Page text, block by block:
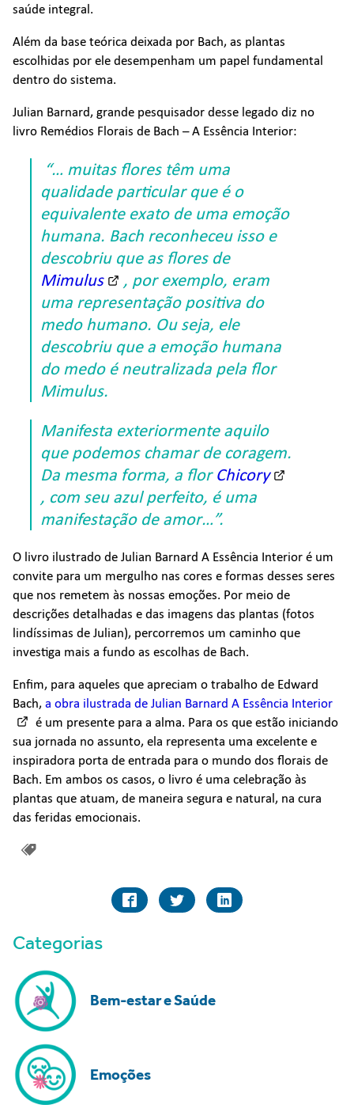
saúde integral.
Além da base teórica deixada por Bach, as plantas
escolhidas por ele desempenham um papel fundamental
dentro do sistema.
Julian Barnard, grande pesquisador desse legado diz no
livro Remédios Florais de Bach – A Essência Interior:
“… muitas flores têm uma
qualidade particular que é o
equivalente exato de uma emoção
humana. Bach reconheceu isso e
descobriu que as flores de
Mimulus
, por exemplo, eram
uma representação positiva do
medo humano. Ou seja, ele
descobriu que a emoção humana
do medo é neutralizada pela flor
Mimulus.
Manifesta exteriormente aquilo
que podemos chamar de coragem.
Da mesma forma, a flor Chicory
, com seu azul perfeito, é uma
manifestação de amor…”.
O livro ilustrado de Julian Barnard A Essência Interior é um
convite para um mergulho nas cores e formas desses seres
que nos remetem às nossas emoções. Por meio de
descrições detalhadas e das imagens das plantas (fotos
lindíssimas de Julian), percorremos um caminho que
investiga mais a fundo as escolhas de Bach.
Enfim, para aqueles que apreciam o trabalho de Edward
Bach, a obra ilustrada de Julian Barnard A Essência Interior
é um presente para a alma. Para os que estão iniciando
sua jornada no assunto, ela representa uma excelente e
inspiradora porta de entrada para o mundo dos florais de
Bach. Em ambos os casos, o livro é uma celebração às
plantas que atuam, de maneira segura e natural, na cura
das feridas emocionais.
Categorias
Bem-estar e Saúde
Emoções